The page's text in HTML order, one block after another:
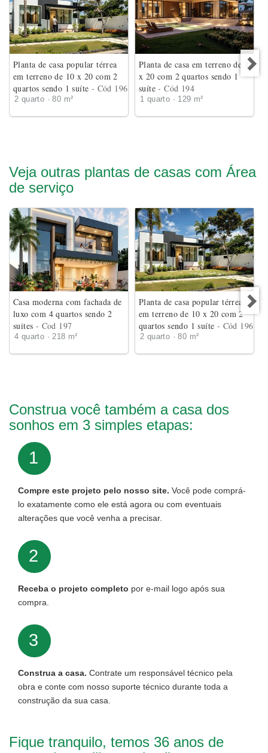
Planta de casa popular térrea
em terreno de 10 x 20 com 2
quartos sendo 1 suíte - Cód 196
2 quarto · 80 m²
Planta de casa em terreno de 18
x 20 com 2 quartos sendo 1
suíte- Cód 194
1 quarto · 129 m²
Veja outras plantas de casas com Área
de serviço
Casa moderna com fachada de
luxo com 4 quartos sendo 2
suites - Cod 197
4 quarto · 218 m²
Planta de casa popular térrea
em terreno de 10 x 20 com 2
quartos sendo 1 suíte - Cód 196
2 quarto · 80 m²
Construa você também a casa dos
sonhos em 3 simples etapas:
1
Compre este projeto pelo nosso site. Você pode comprá-
lo exatamente como ele está agora ou com eventuais
alterações que você venha a precisar.
2
Receba o projeto completo por e-mail logo após sua
compra.
3
Construa a casa. Contrate um responsável técnico pela
obra e conte com nosso suporte técnico durante toda a
construção da sua casa.
Fique tranquilo, temos 36 anos de